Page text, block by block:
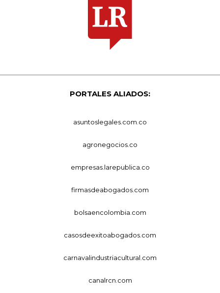
PORTALES ALIADOS:
asuntoslegales.com.co
agronegocios.co
empresas.larepublica.co
firmasdeabogados.com
bolsaencolombia.com
casosdeexitoabogados.com
carnavalindustriacultural.com
canalrcn.com